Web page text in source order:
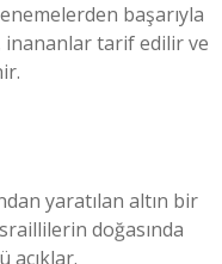
başarıyla
inananlar tarif edilir ve
yaratılan altın bir
doğasında
açıklar.